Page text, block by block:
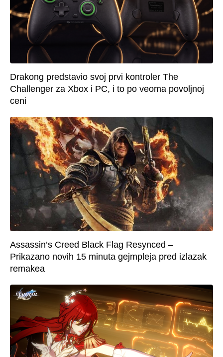
Drakong predstavio svoj prvi kontroler The
Challenger za Xbox i PC, i to po veoma povoljnoj
ceni
Assassin’s Creed Black Flag Resynced –
Prikazano novih 15 minuta gejmpleja pred izlazak
remakea